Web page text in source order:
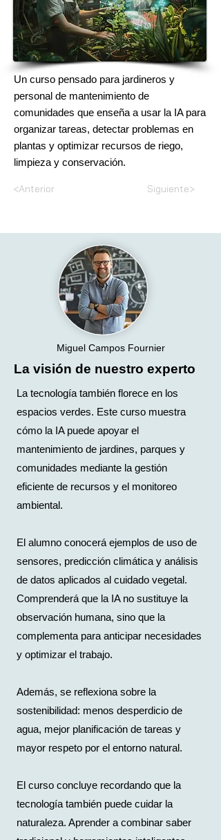
Un curso pensado para jardineros y
personal de mantenimiento de
comunidades que enseña a usar la IA para
organizar tareas, detectar problemas en
plantas y optimizar recursos de riego,
limpieza y conservación.
<Anterior Siguiente>
Miguel Campos Fournier
La visión de nuestro experto
La tecnología también florece en los
espacios verdes. Este curso muestra
cómo la IA puede apoyar el
mantenimiento de jardines, parques y
comunidades mediante la gestión
eficiente de recursos y el monitoreo
ambiental.
El alumno conocerá ejemplos de uso de
sensores, predicción climática y análisis
de datos aplicados al cuidado vegetal.
Comprenderá que la IA no sustituye la
observación humana, sino que la
complementa para anticipar necesidades
y optimizar el trabajo.
Además, se reflexiona sobre la
sostenibilidad: menos desperdicio de
agua, mejor planificación de tareas y
mayor respeto por el entorno natural.
El curso concluye recordando que la
tecnología también puede cuidar la
naturaleza. Aprender a combinar saber